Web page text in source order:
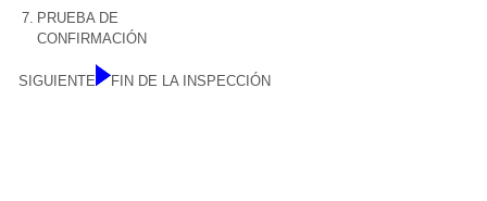
7. PRUEBA DE
CONFIRMACIÓN
SIGUIENTE FIN DE LA INSPECCIÓN